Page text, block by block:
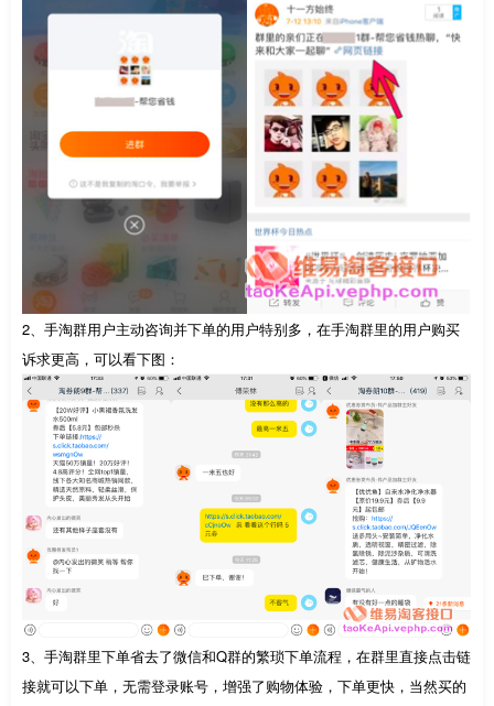
2、手淘群用户主动咨询并下单的用户特别多，在手淘群里的用户购买
诉求更高，可以看下图：
3、手淘群里下单省去了微信和Q群的繁琐下单流程，在群里直接点击链
接就可以下单，无需登录账号，增强了购物体验，下单更快，当然买的